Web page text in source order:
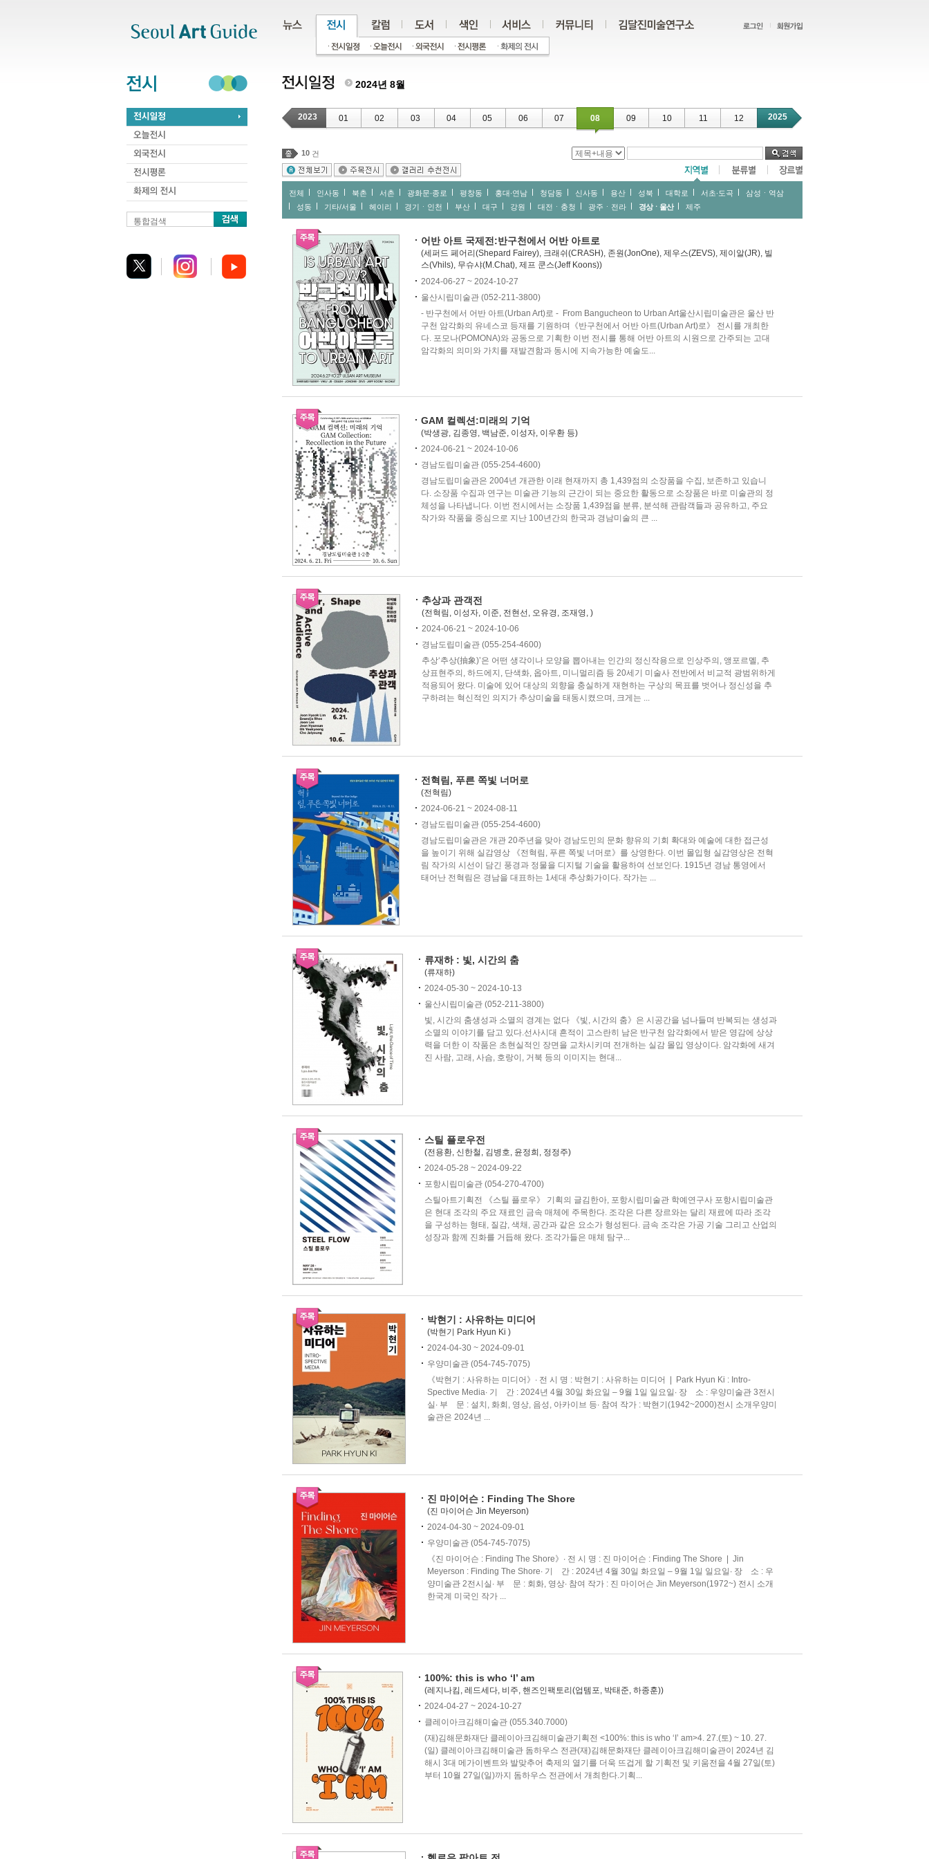
통합검색
2024년 8월
2023 01 02 03 04 05 06 07 08 09 10 11 12 2025
10 건
전체 인사동 북촌 서촌 광화문∙종로 평창동 홍대∙연남 청담동 신사동 용산 성북 대학로 서초∙도곡
삼성ㆍ역삼
성동
기타/서울 헤이리 경기ㆍ인천 부산 대구 강원 대전ㆍ충청 광주ㆍ전라 경상ㆍ울산 제주
어반 아트 국제전:반구천에서 어반 아트로
(세퍼드 페어리(Shepard Fairey), 크래쉬(CRASH), 존원(JonOne), 제우스(ZEVS), 제이알(JR), 빌
스(Vhils), 무슈샤(M.Chat), 제프 쿤스(Jeff Koons))
2024-06-27 ~ 2024-10-27
울산시립미술관 (052-211-3800)
- 반구천에서 어반 아트(Urban Art)로 - From Bangucheon to Urban Art울산시립미술관은 울산 반
구천 암각화의 유네스코 등재를 기원하며《반구천에서 어반 아트(Urban Art)로》 전시를 개최한
다. 포모나(POMONA)와 공동으로 기획한 이번 전시를 통해 어반 아트의 시원으로 간주되는 고대
암각화의 의미와 가치를 재발견함과 동시에 지속가능한 예술도...
GAM 컬렉션:미래의 기억
(박생광, 김종영, 백남준, 이성자, 이우환 등)
2024-06-21 ~ 2024-10-06
경남도립미술관 (055-254-4600)
경남도립미술관은 2004년 개관한 이래 현재까지 총 1,439점의 소장품을 수집, 보존하고 있습니
다. 소장품 수집과 연구는 미술관 기능의 근간이 되는 중요한 활동으로 소장품은 바로 미술관의 정
체성을 나타냅니다. 이번 전시에서는 소장품 1,439점을 분류, 분석해 관람객들과 공유하고, 주요
작가와 작품을 중심으로 지난 100년간의 한국과 경남미술의 큰 ...
추상과 관객전
(전혁림, 이성자, 이준, 전현선, 오유경, 조재영, )
2024-06-21 ~ 2024-10-06
경남도립미술관 (055-254-4600)
추상‘추상(抽象)’은 어떤 생각이나 모양을 뽑아내는 인간의 정신작용으로 인상주의, 앵포르멜, 추
상표현주의, 하드에지, 단색화, 옵아트, 미니멀리즘 등 20세기 미술사 전반에서 비교적 광범위하게
적용되어 왔다. 미술에 있어 대상의 외향을 충실하게 재현하는 구상의 목표를 벗어나 정신성을 추
구하려는 혁신적인 의지가 추상미술을 태동시켰으며, 크게는 ...
전혁림, 푸른 쪽빛 너머로
(전혁림)
2024-06-21 ~ 2024-08-11
경남도립미술관 (055-254-4600)
경남도립미술관은 개관 20주년을 맞아 경남도민의 문화 향유의 기회 확대와 예술에 대한 접근성
을 높이기 위해 실감영상 《전혁림, 푸른 쪽빛 너머로》를 상영한다. 이번 몰입형 실감영상은 전혁
림 작가의 시선이 담긴 풍경과 정물을 디지털 기술을 활용하여 선보인다. 1915년 경남 통영에서
태어난 전혁림은 경남을 대표하는 1세대 추상화가이다. 작가는 ...
류재하 : 빛, 시간의 춤
(류재하)
2024-05-30 ~ 2024-10-13
울산시립미술관 (052-211-3800)
빛, 시간의 춤생성과 소멸의 경계는 없다 《빛, 시간의 춤》은 시공간을 넘나들며 반복되는 생성과
소멸의 이야기를 담고 있다.선사시대 흔적이 고스란히 남은 반구천 암각화에서 받은 영감에 상상
력을 더한 이 작품은 초현실적인 장면을 교차시키며 전개하는 실감 몰입 영상이다. 암각화에 새겨
진 사람, 고래, 사슴, 호랑이, 거북 등의 이미지는 현대...
스틸 플로우전
(전용환, 신한철, 김병호, 윤정희, 정정주)
2024-05-28 ~ 2024-09-22
포항시립미술관 (054-270-4700)
스틸아트기획전 《스틸 플로우》 기획의 글김한아, 포항시립미술관 학예연구사 포항시립미술관
은 현대 조각의 주요 재료인 금속 매체에 주목한다. 조각은 다른 장르와는 달리 재료에 따라 조각
을 구성하는 형태, 질감, 색채, 공간과 같은 요소가 형성된다. 금속 조각은 가공 기술 그리고 산업의
성장과 함께 진화를 거듭해 왔다. 조각가들은 매체 탐구...
박현기 : 사유하는 미디어
(박현기 Park Hyun Ki )
2024-04-30 ~ 2024-09-01
우양미술관 (054-745-7075)
《박현기 : 사유하는 미디어》∙ 전 시 명 : 박현기 : 사유하는 미디어 | Park Hyun Ki : Intro-
Spective Media∙ 기 간 : 2024년 4월 30일 화요일 – 9월 1일 일요일∙ 장 소 : 우양미술관 3전시
실∙ 부 문 : 설치, 화회, 영상, 음성, 아카이브 등∙ 참여 작가 : 박현기(1942~2000)전시 소개우양미
술관은 2024년 ...
진 마이어슨 : Finding The Shore
(진 마이어슨 Jin Meyerson)
2024-04-30 ~ 2024-09-01
우양미술관 (054-745-7075)
《진 마이어슨 : Finding The Shore》∙ 전 시 명 : 진 마이어슨 : Finding The Shore | Jin
Meyerson : Finding The Shore∙ 기 간 : 2024년 4월 30일 화요일 – 9월 1일 일요일∙ 장 소 : 우
양미술관 2전시실∙ 부 문 : 회화, 영상∙ 참여 작가 : 진 마이어슨 Jin Meyerson(1972~) 전시 소개
한국계 미국인 작가 ...
100%: this is who ‘I’ am
(레지나킴, 레드세다, 비주, 핸즈인팩토리(업템포, 박태준, 하종훈))
2024-04-27 ~ 2024-10-27
클레이아크김해미술관 (055.340.7000)
(재)김해문화재단 클레이아크김해미술관기획전 <100%: this is who ‘I’ am>4. 27.(토) ~ 10. 27.
(일) 클레이아크김해미술관 돔하우스 전관(재)김해문화재단 클레이아크김해미술관이 2024년 김
해시 3대 메가이벤트와 발맞추어 축제의 열기를 더욱 뜨겁게 할 기획전 및 키움전을 4월 27일(토)
부터 10월 27일(일)까지 돔하우스 전관에서 개최한다.기획...